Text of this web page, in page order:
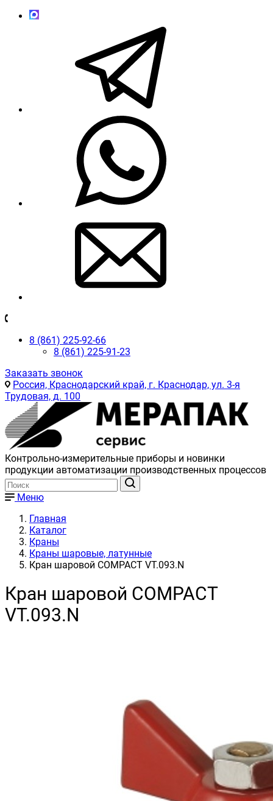
8 (861) 225-92-66
8 (861) 225-91-23
Заказать звонок
Россия, Краснодарский край, г. Краснодар, ул. 3-я
Трудовая, д. 100
Контрольно-измерительные приборы и новинки
продукции автоматизации производственных процессов
Меню
Главная
Каталог
Краны
Краны шаровые, латунные
Кран шаровой COMPACT VT.093.N
Кран шаровой COMPACT
VT.093.N